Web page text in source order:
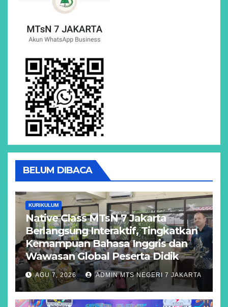
BELUM DIBACA
KURIKULUM
Native Class MTsN 7 Jakarta
Berlangsung Interaktif, Tingkatkan
Kemampuan Bahasa Inggris dan
Wawasan Global Peserta Didik
AGU 7, 2026 ADMIN MTS NEGERI 7 JAKARTA